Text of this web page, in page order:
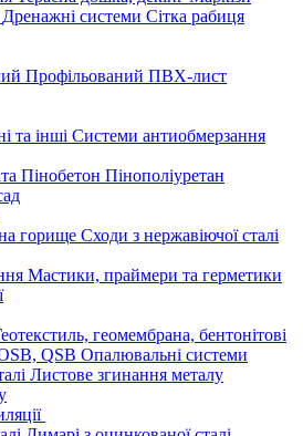
Дренажні системи Сітка рабиця
Профільований ПВХ-лист
та інші Системи антиобмерзання
Пінобетон Пінополіуретан
горище Сходи з нержавіючої сталі
Мастики, праймери та герметики
геомембрана, бентонітові
QSB Опалювальні системи
Листове згинання металу